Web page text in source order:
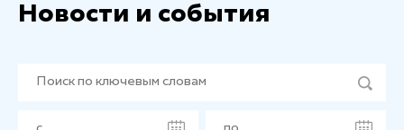
Новости и события